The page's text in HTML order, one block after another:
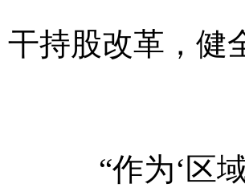
干持股改革，健
“作为‘区域